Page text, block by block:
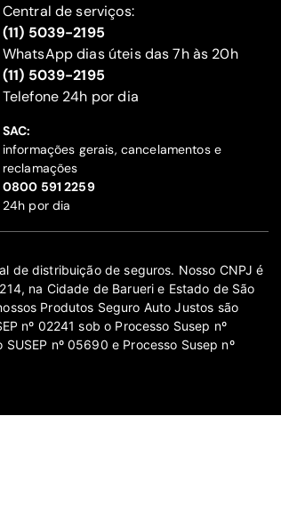
Central de serviços:
(11) 5039-2195
WhatsApp dias úteis das 7h às 20h
(11) 5039-2195
‍Telefone 24h por dia
SAC:
informações gerais, cancelamentos e
reclamações
‍0800 591 2259
24h por dia
de distribuição de seguros. Nosso CNPJ é
na Cidade de Barueri e Estado de São
Produtos Seguro Auto Justos são
nº 02241 sob o Processo Susep nº
nº 05690 e Processo Susep nº